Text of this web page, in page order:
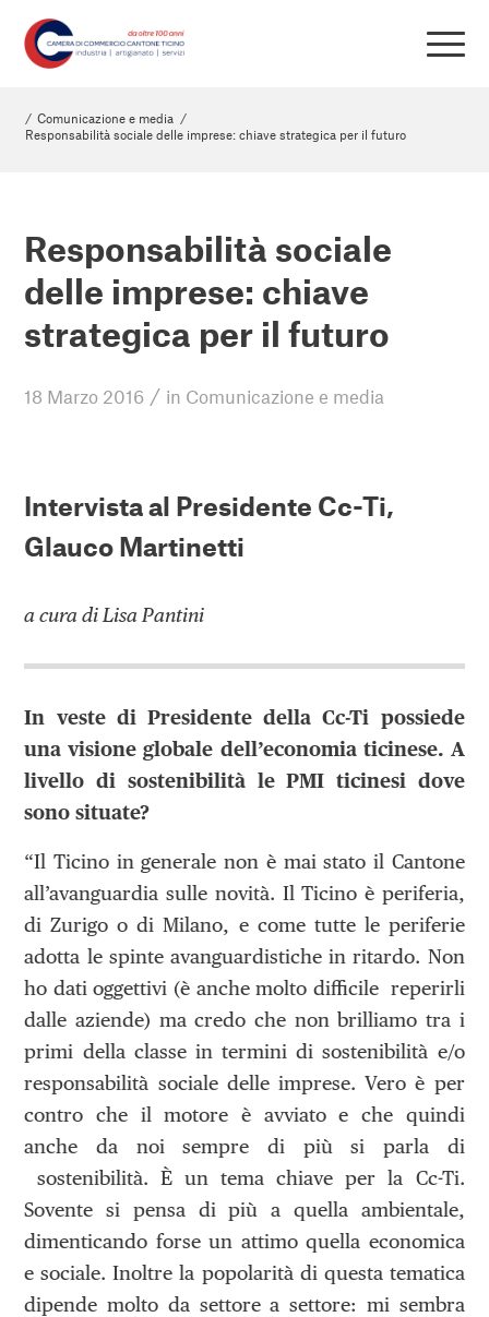
/ Comunicazione e media /
Responsabilità sociale delle imprese: chiave strategica per il futuro
Responsabilità sociale
delle imprese: chiave
strategica per il futuro
18 Marzo 2016 / in Comunicazione e media
Intervista al Presidente Cc-Ti,
Glauco Martinetti
a cura di Lisa Pantini
In veste di Presidente della Cc-Ti possiede
una visione globale dell’economia ticinese. A
livello di sostenibilità le PMI ticinesi dove
sono situate?
“Il Ticino in generale non è mai stato il Cantone
all’avanguardia sulle novità. Il Ticino è periferia,
di Zurigo o di Milano, e come tutte le periferie
adotta le spinte avanguardistiche in ritardo. Non
ho dati oggettivi (è anche molto difficile reperirli
dalle aziende) ma credo che non brilliamo tra i
primi della classe in termini di sostenibilità e/o
responsabilità sociale delle imprese. Vero è per
contro che il motore è avviato e che quindi
anche da noi sempre di più si parla di
sostenibilità. È un tema chiave per la Cc-Ti.
Sovente si pensa di più a quella ambientale,
dimenticando forse un attimo quella economica
e sociale. Inoltre la popolarità di questa tematica
dipende molto da settore a settore: mi sembra